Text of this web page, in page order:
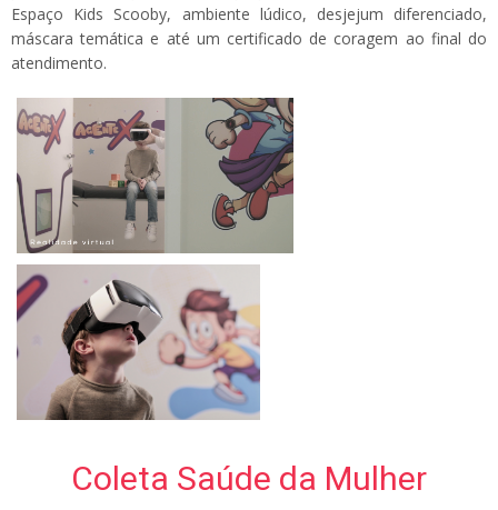
Espaço Kids Scooby, ambiente lúdico, desjejum diferenciado,
máscara temática e até um certificado de coragem ao final do
atendimento.
Coleta Saúde da Mulher